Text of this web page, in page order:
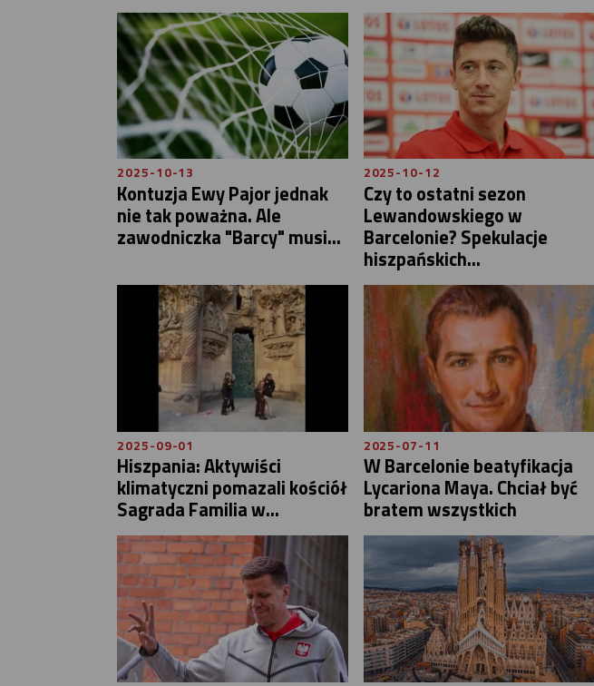
2025-10-13
Kontuzja Ewy Pajor jednak
nie tak poważna. Ale
zawodniczka "Barcy" musi...
2025-10-12
Czy to ostatni sezon
Lewandowskiego w
Barcelonie? Spekulacje
hiszpańskich...
2025-09-01
Hiszpania: Aktywiści
klimatyczni pomazali kościół
Sagrada Familia w...
2025-07-11
W Barcelonie beatyfikacja
Lycariona Maya. Chciał być
bratem wszystkich